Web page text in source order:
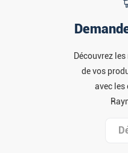
Découvrez
de vos
avec les